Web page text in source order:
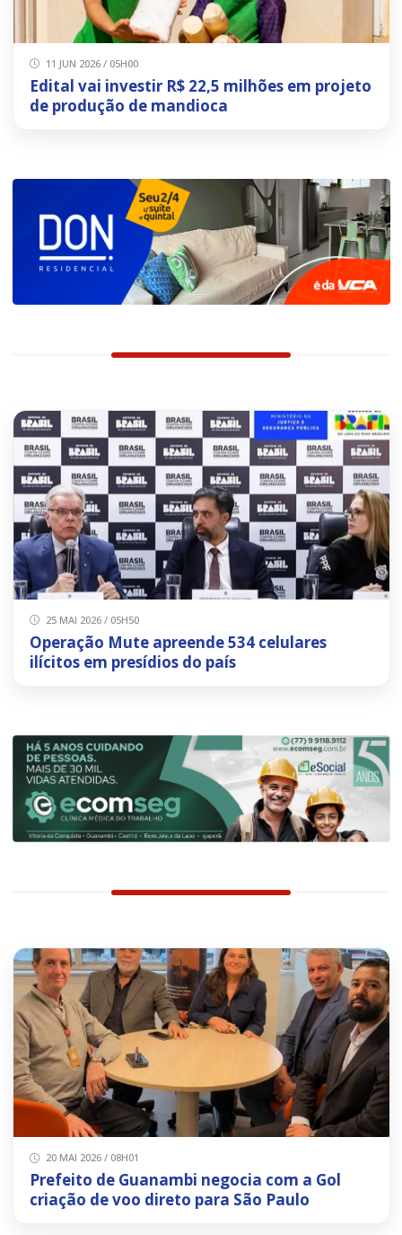
11 JUN 2026 / 05H00
Edital vai investir R$ 22,5 milhões em projeto
de produção de mandioca
25 MAI 2026 / 05H50
Operação Mute apreende 534 celulares
ilícitos em presídios do país
20 MAI 2026 / 08H01
Prefeito de Guanambi negocia com a Gol
criação de voo direto para São Paulo